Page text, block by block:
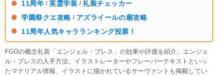
11周年 / 英霊学装 / 礼装チェッカー
学園祭クエ攻略 / アズライールの廟攻略
11周年人気キャラランキング投票！
FGOの概念礼装「エンジェル・ブレス」の効果や評価を紹介。エンジェ
ル・ブレスの入手方法、イラストレーターやフレーバーテキストといっ
たマテリアル情報、イラストに描かれているサーヴァントも掲載してい